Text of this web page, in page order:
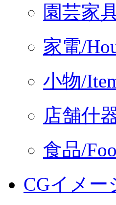
園芸家
家電/
小物/
店舗什
食品/
CGイメー